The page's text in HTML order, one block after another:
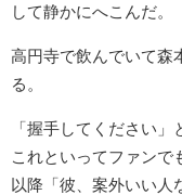
して静かにへこんだ。
高円寺で飲んでいて森
る。
「握手してください
これといってファンで
以降「彼、案外いい人